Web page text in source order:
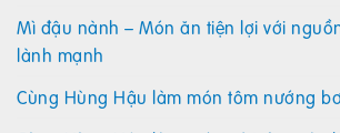
Mì đậu nành – Món ăn tiện lợi với
lành mạnh
Cùng Hùng Hậu làm món tôm nướng